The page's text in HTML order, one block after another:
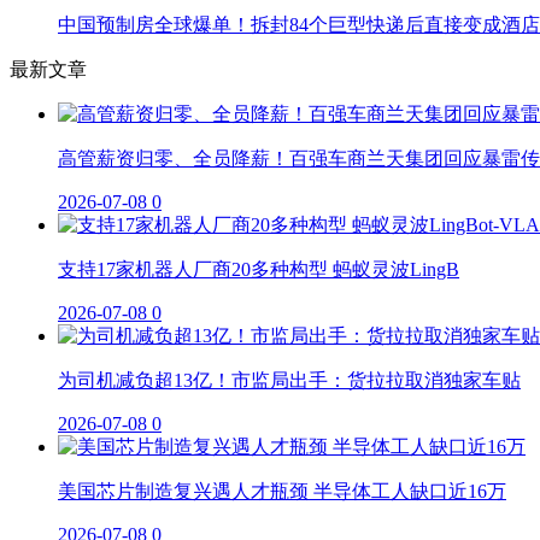
中国预制房全球爆单！拆封84个巨型快递后直接变成酒店
最新文章
高管薪资归零、全员降薪！百强车商兰天集团回应暴雷
2026-07-08 0
支持17家机器人厂商20多种构型 蚂蚁灵波LingB
2026-07-08 0
为司机减负超13亿！市监局出手：货拉拉取消独家车贴
2026-07-08 0
美国芯片制造复兴遇人才瓶颈 半导体工人缺口近16万
2026-07-08 0